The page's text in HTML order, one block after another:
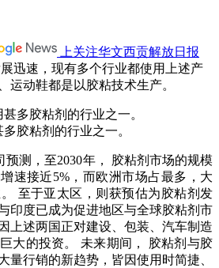
上关注华文西贡解放日报
迅速，现有多个行业都使用上述产
运动鞋都是以胶粘技术生产。
胶粘剂的行业之一。
预测，至2030年， 胶粘剂市场的规模
速接近5%，而欧洲市场占最多，大
至于亚太区，则获预估为胶粘剂发
印度已成为促进地区与全球胶粘剂市
上述两国正对建设、包装、汽车制造
大的投资。 未来期间， 胶粘剂与胶
量行销的新趋势，皆因使用时简捷、